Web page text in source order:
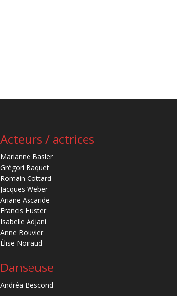
Acteurs / actrices
Marianne Basler
Grégori Baquet
Romain Cottard
Jacques Weber
Ariane Ascaride
Francis Huster
Isabelle Adjani
Anne Bouvier
Élise Noiraud
Danseuse
Andréa Bescond